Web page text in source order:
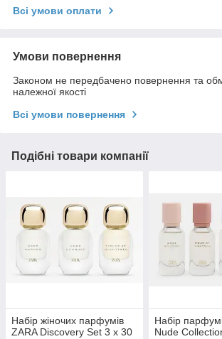
Всі умови оплати
Умови повернення
Законом не передбачено повернення та
належної якості
Всі умови повернення
Подібні товари компанії
Набір жіночих парфумів
ZARA Discovery Set 3 x 30
Набір
Nude